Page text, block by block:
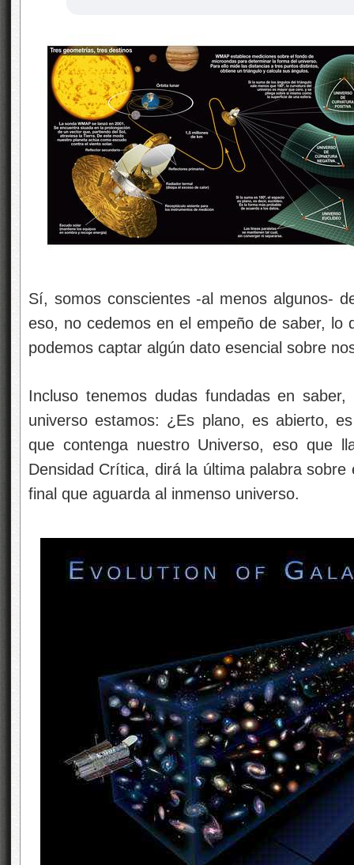
Sí, somos conscientes -al menos algunos-
eso, no cedemos en el empeño de saber,
podemos captar algún dato esencial sobre
Incluso tenemos dudas fundadas en
universo estamos: ¿Es plano, es abierto,
que contenga nuestro Universo, eso que
Densidad Crítica, dirá la última palabra
final que aguarda al inmenso universo.